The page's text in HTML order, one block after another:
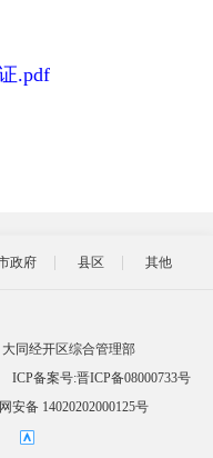
.pdf
政府 县区 其他
同经开区综合管理部
ICP备案号:晋ICP备08000733号
安备 14020202000125号